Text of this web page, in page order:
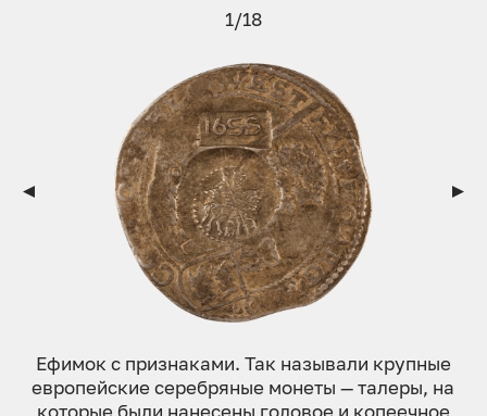
1/18
Ефим­ок с приз­на­ками. Так на­зыва­ли круп­ные
ев­ро­пей­ские се­реб­ря­ные мо­неты — талеры, на
ко­торые бы­ли на­несе­ны го­довое и ко­пе­еч­ное